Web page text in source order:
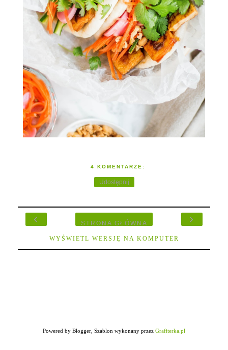
4 KOMENTARZE:
Udostępnij
‹ ›
STRONA GŁÓWNA
WYŚWIETL WERSJĘ NA KOMPUTER
Powered by Blogger, Szablon wykonany przez Grafiterka.pl